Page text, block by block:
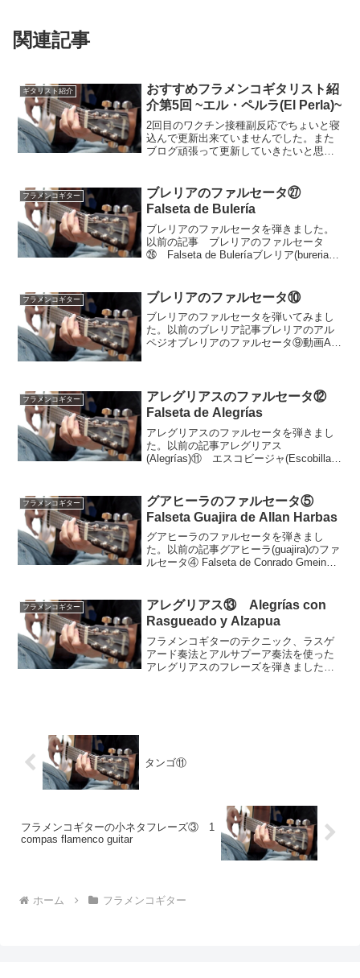
関連記事
ギタリスト紹介
おすすめフラメンコギタリスト紹
介第5回 ~エル・ペルラ(El Perla)~
2回目のワクチン接種副反応でちょいと寝
込んで更新出来ていませんでした。また
ブログ頑張って更新していきたいと思い
です。以前の記事おすすめフラメンコギ
タリスト紹介第4回 ~...
フラメンコギター
ブレリアのファルセータ㉗
Falseta de Bulería
ブレリアのファルセータを弾きました。
以前の記事 ブレリアのファルセータ
㉖ Falseta de Buleríaブレリア(bureria)
ル・アリーバ)やAのスパニッシ...
フラメンコギター ブレリアのファルセータ⑩
ブレリアのファルセータを弾いてみまし
た。以前のブレリア記事ブレリアのアル
ペジオブレリアのファルセータ⑨動画Aフ
す。ブレリアは12拍子の...
フラメンコギター
アレグリアスのファルセータ⑫
Falseta de Alegrías
アレグリアスのファルセータを弾きまし
た。以前の記事アレグリアス
(Alegrías)⑪ エスコビージャ(Escobilla)
グリアスのファル...
フラメンコギター
グアヒーラのファルセータ⑤
Falseta Guajira de Allan Harbas
グアヒーラのファルセータを弾きまし
た。以前の記事グアヒーラ(guajira)のファ
ルセータ④ Falseta de Conrado Gmeiner
フラメンコ...
フラメンコギター
アレグリアス⑬ Alegrías con
Rasgueado y Alzapua
フラメンコギターのテクニック、ラスゲ
アード奏法とアルサプーア奏法を使った
アレグリアスのフレーズを弾きました。
タンゴ⑪
フラメンコギターの小ネタフレーズ③ 1
compas flamenco guitar
ホーム フラメンコギター